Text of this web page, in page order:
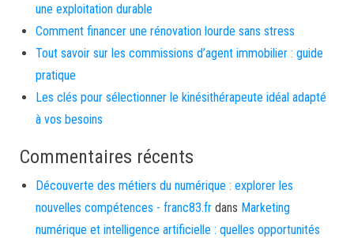
une exploitation durable
Comment financer une rénovation lourde sans stress
Tout savoir sur les commissions d’agent immobilier : guide
pratique
Les clés pour sélectionner le kinésithérapeute idéal adapté
à vos besoins
Commentaires récents
Découverte des métiers du numérique : explorer les
nouvelles compétences - franc83.fr dans Marketing
numérique et intelligence artificielle : quelles opportunités